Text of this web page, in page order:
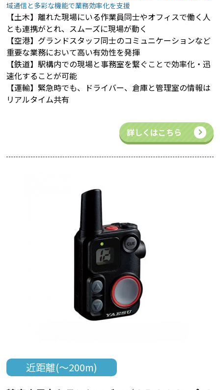
域通信と多彩な機能で業務効率化を支援
【土木】離れた現場にいる作業員同士やオフィスで働く人
とも連携がとれ、スムーズに現場が動く
【空港】グランドスタッフ同士のコミュニケーションなど
重要な業務において高い有効性を発揮
【鉄道】駅構内での現場と事務室を繋ぐことで効率化・迅
速化することが可能
【運輸】緊急時でも、ドライバー、倉庫と管理室の情報は
リアルタイム共有
詳しくはこちら
近距離(～200m)